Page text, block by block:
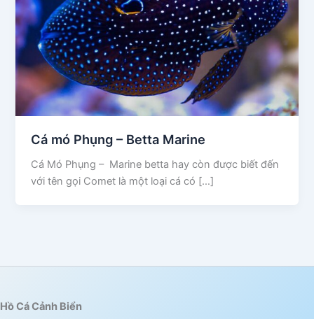
Cá mó Phụng – Betta Marine
Cá Mó Phụng – Marine betta hay còn được biết đến
với tên gọi Comet là một loại cá có […]
Hồ Cá Cảnh Biển